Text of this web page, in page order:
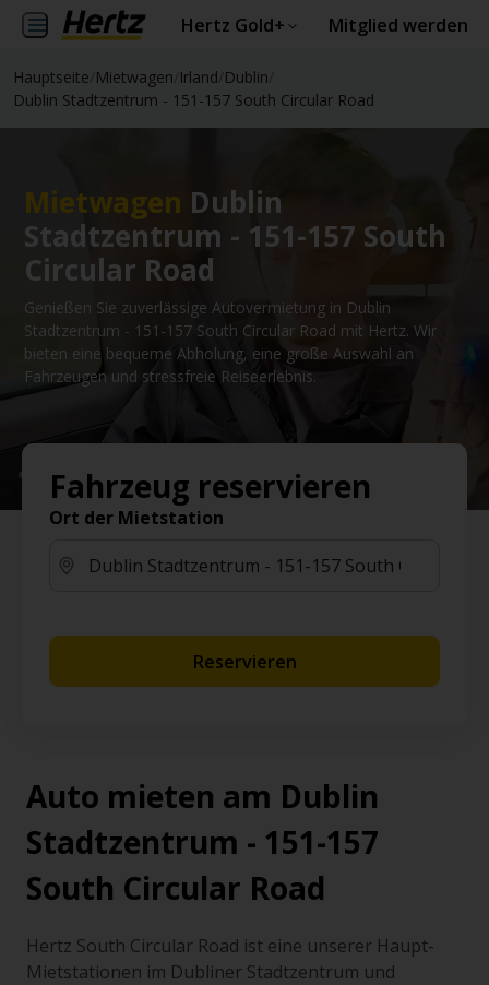
Hertz Gold+ Mitglied werden
Hauptseite Mietwagen Irland Dublin
Dublin Stadtzentrum - 151-157 South Circular Road
Mietwagen Dublin
Stadtzentrum - 151-157 South
Circular Road
Genießen Sie zuverlässige Autovermietung in Dublin
Stadtzentrum - 151-157 South Circular Road mit Hertz. Wir
bieten eine bequeme Abholung, eine große Auswahl an
Fahrzeugen und stressfreie Reiseerlebnis.
Fahrzeug reservieren
Ort der Mietstation
Reservieren
Auto mieten am Dublin
Stadtzentrum - 151-157
South Circular Road
Hertz South Circular Road ist eine unserer Haupt-
Mietstationen im Dubliner Stadtzentrum und